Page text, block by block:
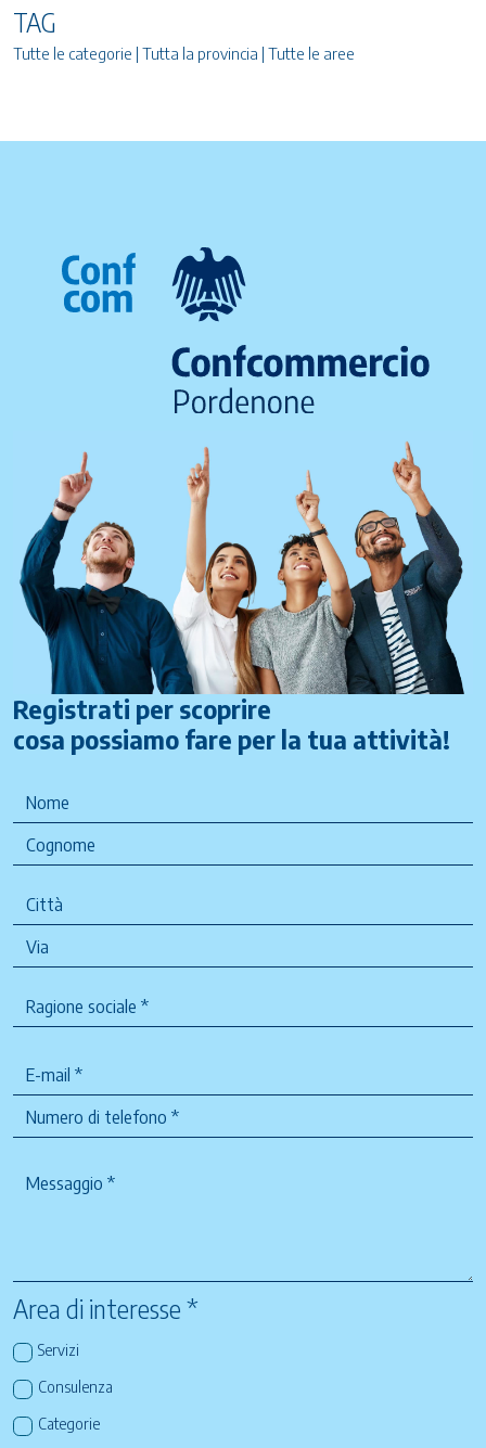
TAG
Tutte le categorie | Tutta la provincia | Tutte le aree
Registrati per scoprire
cosa possiamo fare per la tua attività!
Area di interesse *
Servizi
Consulenza
Categorie